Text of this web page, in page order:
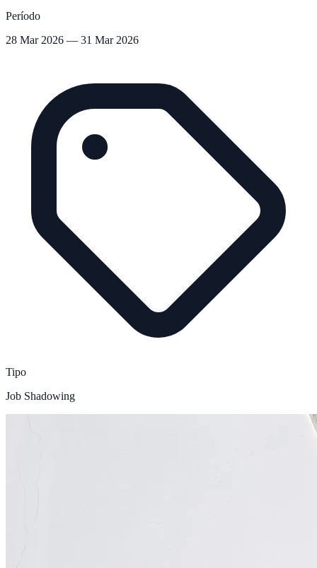
Período
28 Mar 2026 — 31 Mar 2026
Tipo
Job Shadowing